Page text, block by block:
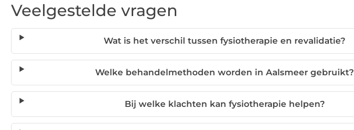
Veelgestelde vragen
Wat is het verschil tussen fysiotherapie en revalidatie?
Welke behandelmethoden worden in Aalsmeer gebruikt?
Bij welke klachten kan fysiotherapie helpen?